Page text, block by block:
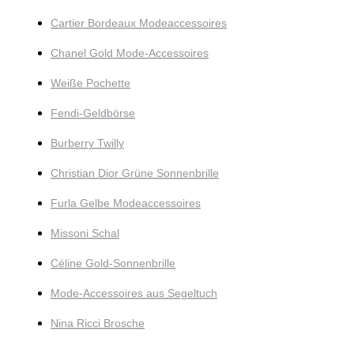
Cartier Bordeaux Modeaccessoires
Chanel Gold Mode-Accessoires
Weiße Pochette
Fendi-Geldbörse
Burberry Twilly
Christian Dior Grüne Sonnenbrille
Furla Gelbe Modeaccessoires
Missoni Schal
Céline Gold-Sonnenbrille
Mode-Accessoires aus Segeltuch
Nina Ricci Brosche